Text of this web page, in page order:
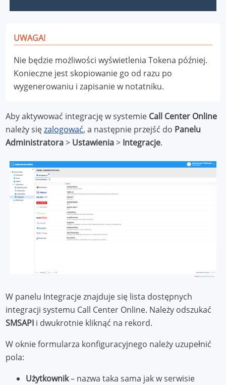
UWAGA!
Nie będzie możliwości wyświetlenia Tokena później.
Konieczne jest skopiowanie go od razu po
wygenerowaniu i zapisanie w notatniku.
Aby aktywować integrację w systemie Call Center Online
należy sięzalogować, a następnie przejść do Panelu
Administratora> Ustawienia> Integracje.
W panelu Integracje znajduje się lista dostępnych
integracji systemu Call Center Online. Należy odszukać
SMSAPI i dwukrotnie kliknąć na rekord.
W oknie formularza konfiguracyjnego należy uzupełnić
pola:
Użytkownik– nazwa taka sama jak w serwisie